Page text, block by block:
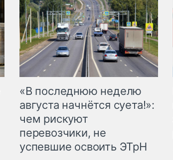
«В последнюю неделю
августа начнётся суета!»:
чем рискуют
перевозчики, не
успевшие освоить ЭТрН